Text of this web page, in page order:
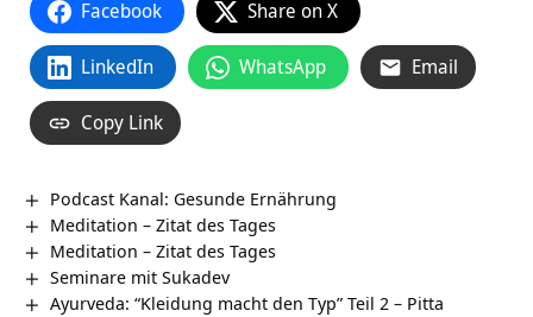
Facebook Share on X
LinkedIn WhatsApp Email
Copy Link
Podcast Kanal: Gesunde Ernährung
Meditation – Zitat des Tages
Meditation – Zitat des Tages
Seminare mit Sukadev
Ayurveda: “Kleidung macht den Typ” Teil 2 – Pitta